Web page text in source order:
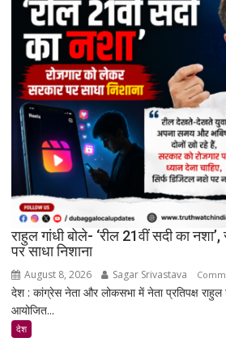
राहुल गांधी बोले- ‘रील 21वीं सदी का
पर साधा निशाना
August 8, 2026 Sagar Srivastava
देश : कांग्रेस नेता और लोकसभा में नेता प्रतिपक्ष राहुल
आयोजित...
देश